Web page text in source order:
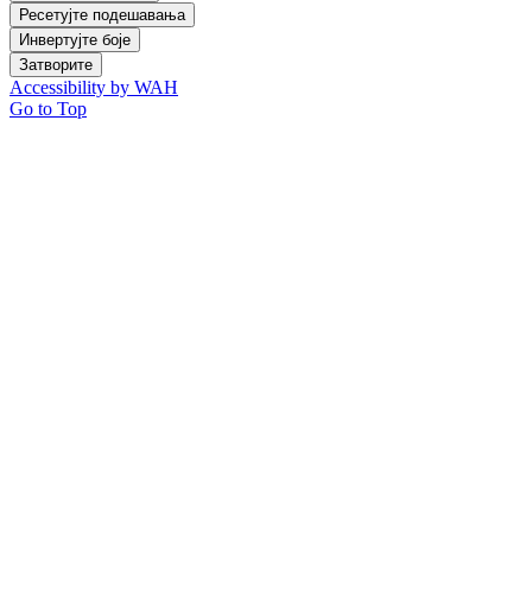
Ресетујте подешавања
Инвертујте боје
Затворите
Accessibility by WAH
Go to Top